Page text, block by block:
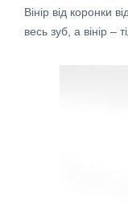
Вінір від коронки
весь зуб, а вінір –